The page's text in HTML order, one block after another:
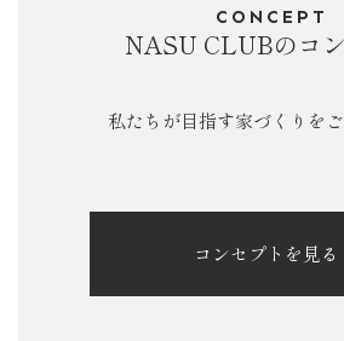
CONCEPT
NASU CLUBのコ
私たちが目指す家づくりを
コンセプトを見る